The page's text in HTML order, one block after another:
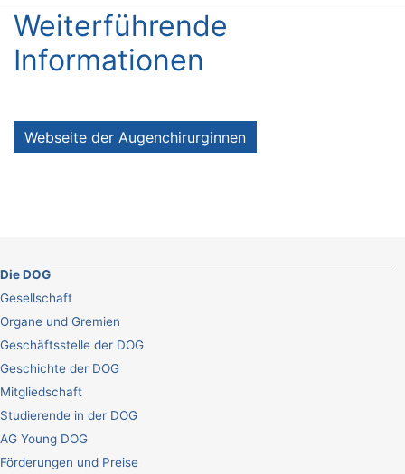
Weiterführende
Informationen
Webseite der Augenchirurginnen
Die DOG
Gesellschaft
Organe und Gremien
Geschäftsstelle der DOG
Geschichte der DOG
Mitgliedschaft
Studierende in der DOG
AG Young DOG
Förderungen und Preise